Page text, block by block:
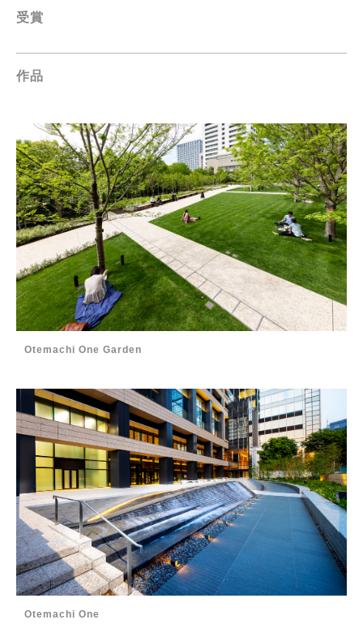
受賞
作品
Otemachi One Garden
Otemachi One